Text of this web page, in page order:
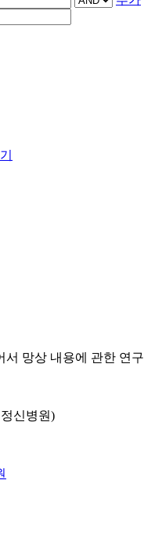
서 망상 내용에 관한 연구
신병원)